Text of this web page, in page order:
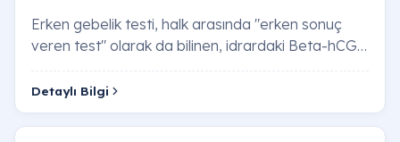
Erken gebelik testi, halk arasında "erken sonuç
veren test" olarak da bilinen, idrardaki Beta-hCG
(insan koryonik gonadotropini) hormonunu s…
Detaylı Bilgi